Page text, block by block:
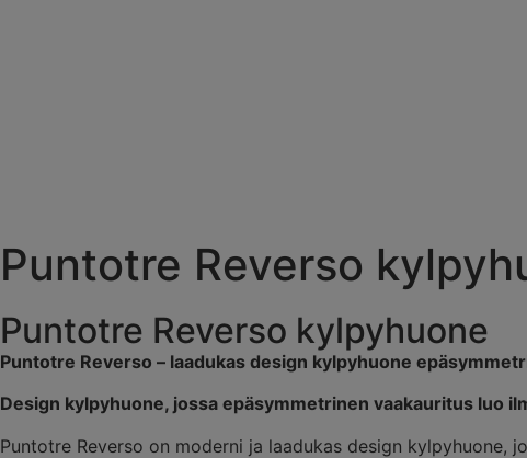
Puntotre Reverso
Puntotre Reverso kylpyhuone
Puntotre Reverso – laadukas design kylpyhuone
Design kylpyhuone, jossa epäsymmetrinen vaakauritus luo
Puntotre Reverso on moderni ja laadukas design kylpyhuone,